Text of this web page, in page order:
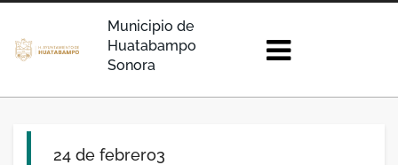
Municipio de
Huatabampo
Sonora
24 de febrero3